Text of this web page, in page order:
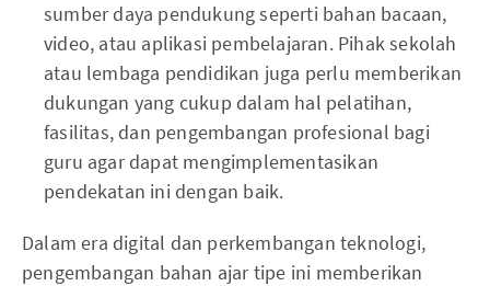
sumber daya pendukung seperti bahan bacaan,
video, atau aplikasi pembelajaran. Pihak sekolah
atau lembaga pendidikan juga perlu memberikan
dukungan yang cukup dalam hal pelatihan,
fasilitas, dan pengembangan profesional bagi
guru agar dapat mengimplementasikan
pendekatan ini dengan baik.
Dalam era digital dan perkembangan teknologi,
pengembangan bahan ajar tipe ini memberikan